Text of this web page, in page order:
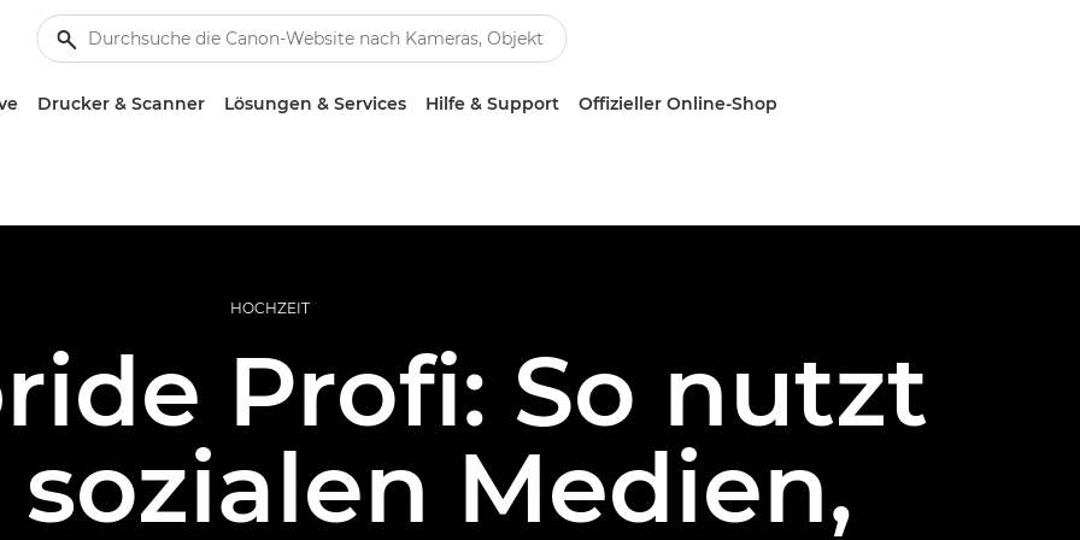
Drucker & Scanner Lösungen & Services Hilfe & Support Offizieller Online-Shop
HOCHZEIT
Profi: So nutzt
Medien,